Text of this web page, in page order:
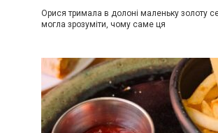
Орися тримала в долоні маленьку золоту
могла зрозуміти, чому саме ця